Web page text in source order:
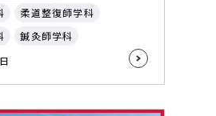
柔道整復師学科
鍼灸師学科